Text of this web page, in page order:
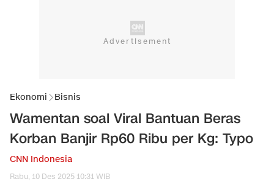
Ekonomi Bisnis
Wamentan soal Viral Bantuan Beras
Korban Banjir Rp60 Ribu per Kg: Typo
CNN Indonesia
Rabu, 10 Des 2025 10:31 WIB